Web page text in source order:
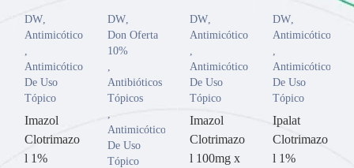
DW
Antimicóticos
Antimicóticos
De Uso
Tópico
Imazol
Clotrimazo
l 1%
DW,
Don Oferta
10%
Antibióticos
Tópicos
Antimicóticos
De Uso
Tópico
DW
Antimicóticos
Antimicóticos
De Uso
Tópico
Imazol
Clotrimazo
l 100mg x
DW,
Antimicóticos
Antimicóticos
De Uso
Tópico
Ipalat
Clotrimazo
l 1%